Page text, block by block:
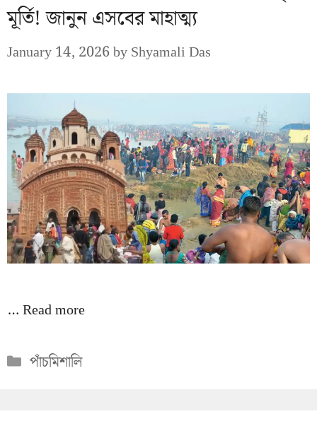
মূর্তি! জানুন এসবের মাহাত্ম্য
January 14, 2026byShyamali Das
…Read more
Categories
পাঁচমিশালি